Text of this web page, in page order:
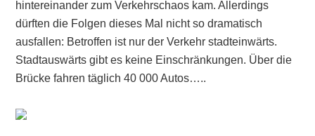
hintereinander zum Verkehrschaos kam. Allerdings
dürften die Folgen dieses Mal nicht so dramatisch
ausfallen: Betroffen ist nur der Verkehr stadteinwärts.
Stadtauswärts gibt es keine Einschränkungen. Über die
Brücke fahren täglich 40 000 Autos…..